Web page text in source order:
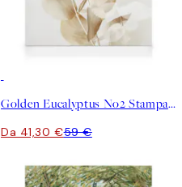
Golden Eucalyptus No2 Stampa su Tela
Da 41,30 €59 €